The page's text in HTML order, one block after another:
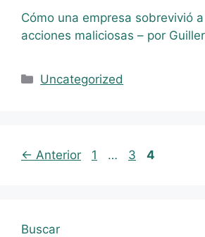
Cómo una empresa sobrevivió
acciones maliciosas – por
Uncategorized
← Anterior 1 … 3 4
Buscar